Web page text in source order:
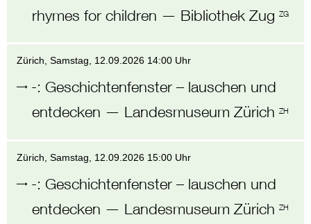
rhymes for children — Bibliothek Zug ZG
Zürich, Samstag, 12.09.2026 14:00 Uhr
-:Geschichtenfenster – lauschen und
entdecken — Landesmuseum Zürich ZH
Zürich , Samstag, 12.09.2026 15:00 Uhr
-:Geschichtenfenster – lauschen und
entdecken — Landesmuseum Zürich ZH